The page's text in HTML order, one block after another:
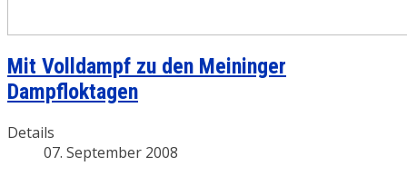
Mit Volldampf zu den Meininger
Dampfloktagen
Details
07. September 2008